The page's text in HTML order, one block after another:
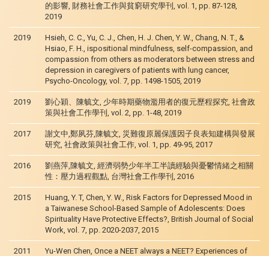
的影響, 財務社會工作與貧窮研究學刊, vol. 1, pp. 87-128,
2019
2019
Hsieh, C. C., Yu, C. J., Chen, H. J. Chen, Y. W., Chang, N. T., &
Hsiao, F. H., ispositional mindfulness, self-compassion, and
compassion from others as moderators between stress and
depression in caregivers of patients with lung cancer,
Psycho-Oncology, vol. 7, pp. 1498-1505, 2019
2019
劉心穎、陳毓文, 少年時期藥物濫用者的復元歷程探究, 社會政
策與社會工作學刊, vol. 2, pp. 1-48, 2019
2017
謝文中,鄭夙芬,陳毓文, 災難復原麗保護因子良表知建構與發展
研究, 社會政策與社會工作, vol. 1, pp. 49-95, 2017
2016
劉燕萍,陳毓文, 經濟弱勢少年半工半讀經驗與憂鬱情緒之相關
性：壓力過程觀點, 台灣社會工作學刊, 2016
2015
Huang, Y. T, Chen, Y. W., Risk Factors for Depressed Mood in
a Taiwanese School-Based Sample of Adolescents: Does
Spirituality Have Protective Effects?, British Journal of Social
Work, vol. 7, pp. 2020-2037, 2015
2011
Yu-Wen Chen, Once a NEET always a NEET? Experiences of